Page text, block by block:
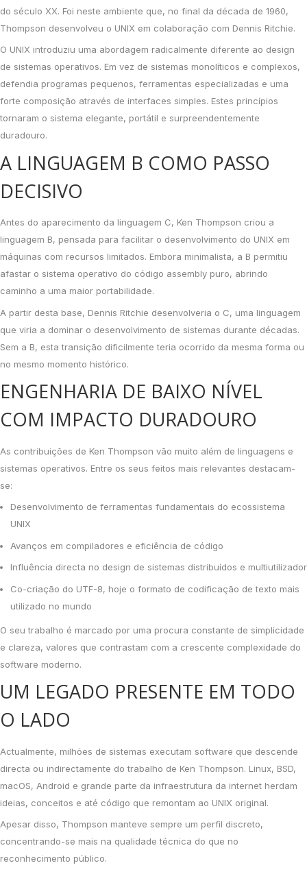
do século XX. Foi neste ambiente que, no final da década de 1960,
Thompson desenvolveu o UNIX em colaboração com Dennis Ritchie.
O UNIX introduziu uma abordagem radicalmente diferente ao design
de sistemas operativos. Em vez de sistemas monolíticos e complexos,
defendia programas pequenos, ferramentas especializadas e uma
forte composição através de interfaces simples. Estes princípios
tornaram o sistema elegante, portátil e surpreendentemente
duradouro.
A LINGUAGEM B COMO PASSO
DECISIVO
Antes do aparecimento da linguagem C, Ken Thompson criou a
linguagem B, pensada para facilitar o desenvolvimento do UNIX em
máquinas com recursos limitados. Embora minimalista, a B permitiu
afastar o sistema operativo do código assembly puro, abrindo
caminho a uma maior portabilidade.
A partir desta base, Dennis Ritchie desenvolveria o C, uma linguagem
que viria a dominar o desenvolvimento de sistemas durante décadas.
Sem a B, esta transição dificilmente teria ocorrido da mesma forma ou
no mesmo momento histórico.
ENGENHARIA DE BAIXO NÍVEL
COM IMPACTO DURADOURO
As contribuições de Ken Thompson vão muito além de linguagens e
sistemas operativos. Entre os seus feitos mais relevantes destacam-
se:
Desenvolvimento de ferramentas fundamentais do ecossistema
UNIX
Avanços em compiladores e eficiência de código
Influência directa no design de sistemas distribuídos e multiutilizador
Co-criação do UTF-8, hoje o formato de codificação de texto mais
utilizado no mundo
O seu trabalho é marcado por uma procura constante de simplicidade
e clareza, valores que contrastam com a crescente complexidade do
software moderno.
UM LEGADO PRESENTE EM TODO
O LADO
Actualmente, milhões de sistemas executam software que descende
directa ou indirectamente do trabalho de Ken Thompson. Linux, BSD,
macOS, Android e grande parte da infraestrutura da internet herdam
ideias, conceitos e até código que remontam ao UNIX original.
Apesar disso, Thompson manteve sempre um perfil discreto,
concentrando-se mais na qualidade técnica do que no
reconhecimento público.